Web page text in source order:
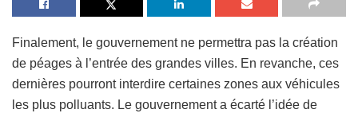
Finalement, le gouvernement ne permettra pas la création
de péages à l’entrée des grandes villes. En revanche, ces
dernières pourront interdire certaines zones aux véhicules
les plus polluants. Le gouvernement a écarté l’idée de